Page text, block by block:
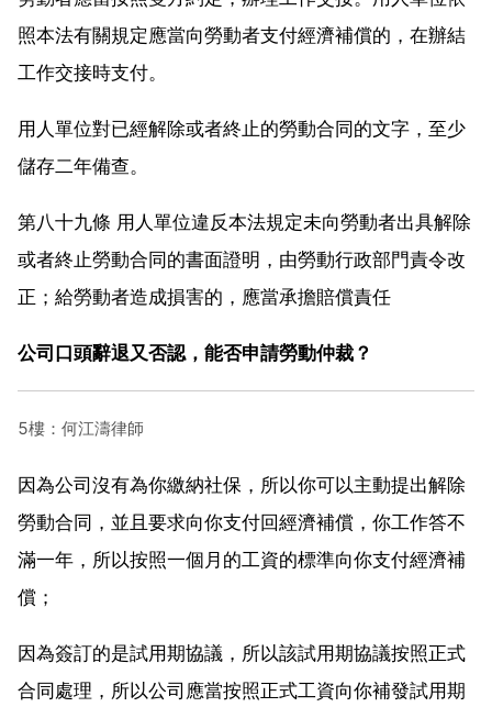
照本法有關規定應當向勞動者支付經濟補償的，在辦結
工作交接時支付。
用人單位對已經解除或者終止的勞動合同的文字，至少
儲存二年備查。
第八十九條 用人單位違反本法規定未向勞動者出具解除
或者終止勞動合同的書面證明，由勞動行政部門責令改
正；給勞動者造成損害的，應當承擔賠償責任
公司口頭辭退又否認，能否申請勞動仲裁？
5樓：何江濤律師
因為公司沒有為你繳納社保，所以你可以主動提出解除
勞動合同，並且要求向你支付回經濟補償，你工作答不
滿一年，所以按照一個月的工資的標準向你支付經濟補
償；
因為簽訂的是試用期協議，所以該試用期協議按照正式
合同處理，所以公司應當按照正式工資向你補發試用期